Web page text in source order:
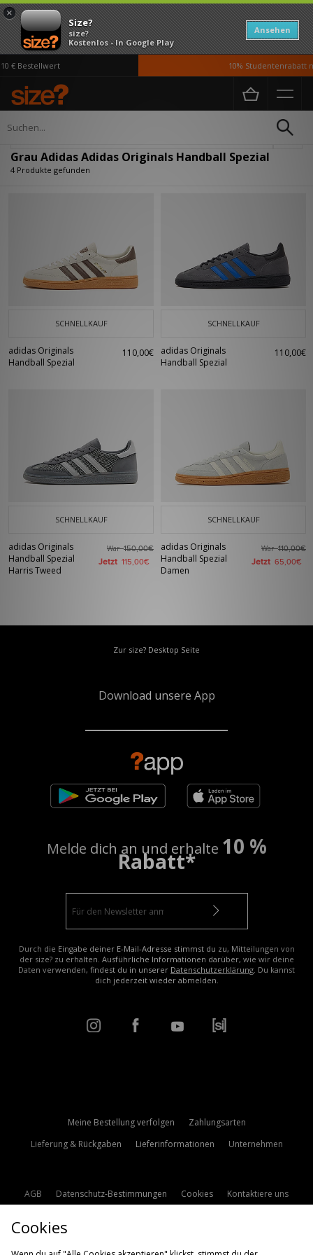
×
Size?
size?
Kostenlos - In Google Play
Ansehen
€ Bestellwert 10% Studentenrabatt
Home Grau Adidas Adidas Originals Handball Spezial
Grau Adidas Adidas Originals Handball Spezial
4 Produkte gefunden
SCHNELLKAUF
adidas Originals
Handball Spezial
110,00€
SCHNELLKAUF
adidas Originals
Handball Spezial
110,00€
SCHNELLKAUF
adidas Originals
Handball Spezial
Harris Tweed
War150,00€
Jetzt 115,00€
SCHNELLKAUF
adidas Originals
Handball Spezial
Damen
War110,00€
Jetzt 65,00€
Zur size? Desktop Seite
Download unsere App
Melde dich an und erhalte 10 %
Rabatt*
Durch die Eingabe deiner E-Mail-Adresse stimmst du zu, Mitteilungen von
der size? zu erhalten. Ausführliche Informationen darüber, wie wir deine
Daten verwenden, findest du in unserer Datenschutzerklärung. Du kannst
dich jederzeit wieder abmelden.
Meine Bestellung verfolgen
Zahlungsarten
Lieferung & Rückgaben
Lieferinformationen Unternehmen
AGB Datenschutz-Bestimmungen Cookies
Kontaktiere uns
Cookies